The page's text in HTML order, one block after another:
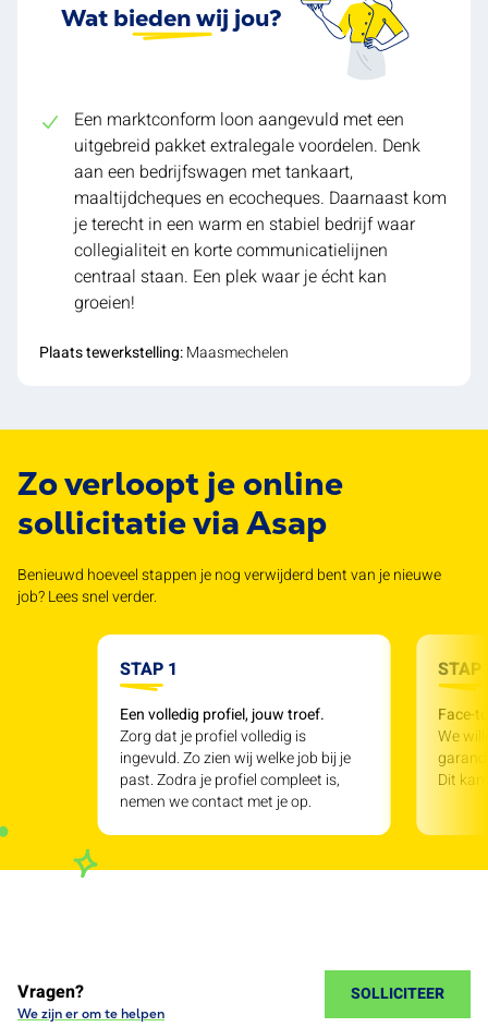
Wat bieden wij jou?
Een marktconform loon aangevuld met een
uitgebreid pakket extralegale voordelen. Denk
aan een bedrijfswagen met tankaart,
maaltijdcheques en ecocheques. Daarnaast kom
je terecht in een warm en stabiel bedrijf waar
collegialiteit en korte communicatielijnen
centraal staan. Een plek waar je écht kan
groeien!
Plaats tewerkstelling:Maasmechelen
Zo verloopt je online
sollicitatie via Asap
Benieuwd hoeveel stappen je nog verwijderd bent van je nieuwe
job? Lees snel verder.
STAP 1
Een volledig profiel, jouw troef.
Zorg dat je profiel volledig is
ingevuld. Zo zien wij welke job bij je
past. Zodra je profiel compleet is,
nemen we contact met je op.
STAP
Face-
We
Dit
Vragen?
We zijn er om te helpen
SOLLICITEER